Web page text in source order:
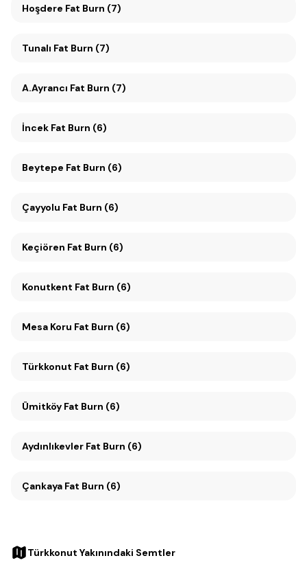
Hoşdere Fat Burn (7)
Tunalı Fat Burn (7)
A.Ayrancı Fat Burn (7)
İncek Fat Burn (6)
Beytepe Fat Burn (6)
Çayyolu Fat Burn (6)
Keçiören Fat Burn (6)
Konutkent Fat Burn (6)
Mesa Koru Fat Burn (6)
Türkkonut Fat Burn (6)
Ümitköy Fat Burn (6)
Aydınlıkevler Fat Burn (6)
Çankaya Fat Burn (6)
Türkkonut Yakınındaki Semtler